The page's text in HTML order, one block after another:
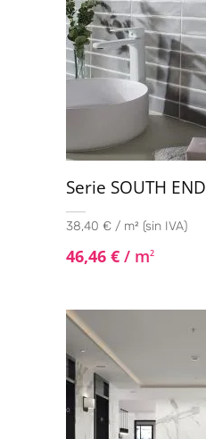
Serie SOUTH END
38,40 € / m² (sin IVA)
46,46 € / m2